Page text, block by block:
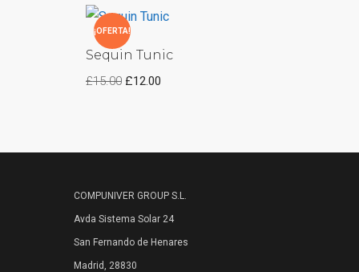
¡OFERTA!
Sequin Tunic
£15.00 £12.00
COMPUNIVER GROUP S.L.
Avda Sistema Solar 24
San Fernando de Henares
Madrid, 28830